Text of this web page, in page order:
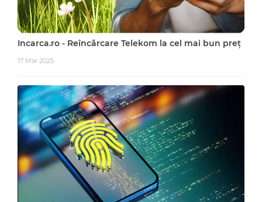
Incarca.ro - Reîncărcare Telekom la cel mai bun preț
17 Mar 2025